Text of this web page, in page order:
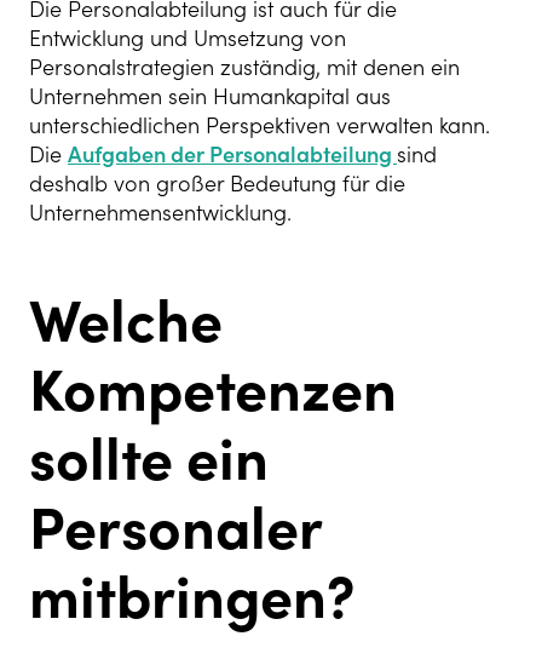
Die Personalabteilung ist auch für die
Entwicklung und Umsetzung von
Personalstrategien zuständig, mit denen ein
Unternehmen sein Humankapital aus
unterschiedlichen Perspektiven verwalten kann.
Die Aufgaben der Personalabteilung sind
deshalb von großer Bedeutung für die
Unternehmensentwicklung.
Welche
Kompetenzen
sollte ein
Personaler
mitbringen?